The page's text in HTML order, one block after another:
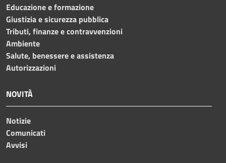
Educazione e formazione
Giustizia e sicurezza pubblica
Tributi, finanze e contravvenzioni
Ambiente
Salute, benessere e assistenza
Autorizzazioni
NOVITÀ
Notizie
Comunicati
Avvisi